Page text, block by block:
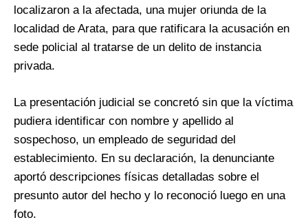
localizaron a la afectada, una mujer oriunda de la
localidad de Arata, para que ratificara la acusación en
sede policial al tratarse de un delito de instancia
privada.
La presentación judicial se concretó sin que la víctima
pudiera identificar con nombre y apellido al
sospechoso, un empleado de seguridad del
establecimiento. En su declaración, la denunciante
aportó descripciones físicas detalladas sobre el
presunto autor del hecho y lo reconoció luego en una
foto.